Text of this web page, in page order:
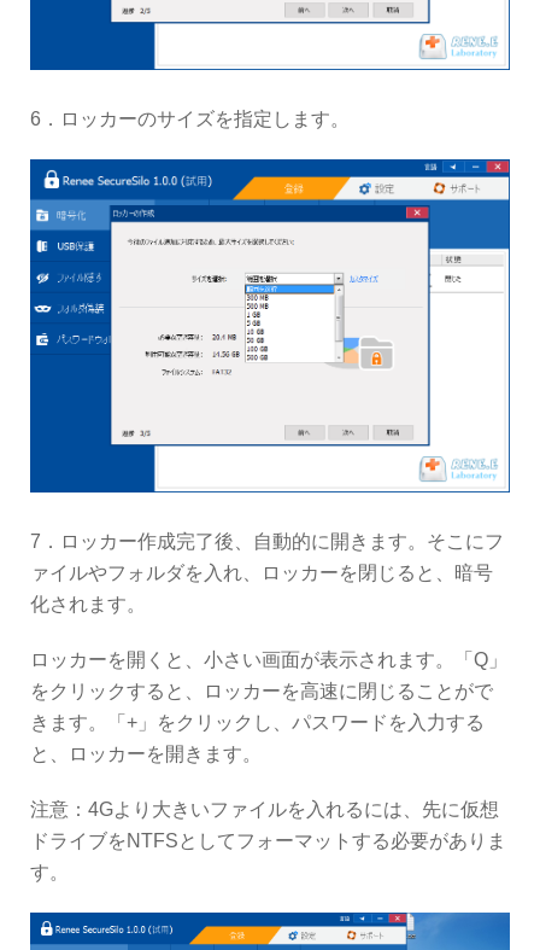
6．ロッカーのサイズを指定します。
7．ロッカー作成完了後、自動的に開きます。そこにフ
ァイルやフォルダを入れ、ロッカーを閉じると、暗号
化されます。
ロッカーを開くと、小さい画面が表示されます。「Q」
をクリックすると、ロッカーを高速に閉じることがで
きます。「+」をクリックし、パスワードを入力する
と、ロッカーを開きます。
注意：4Gより大きいファイルを入れるには、先に仮想
ドライブをNTFSとしてフォーマットする必要がありま
す。